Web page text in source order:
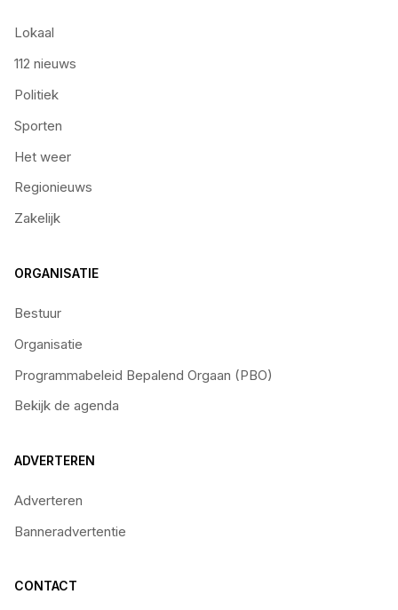
Lokaal
112 nieuws
Politiek
Sporten
Het weer
Regionieuws
Zakelijk
ORGANISATIE
Bestuur
Organisatie
Programmabeleid Bepalend Orgaan (PBO)
Bekijk de agenda
ADVERTEREN
Adverteren
Banneradvertentie
CONTACT